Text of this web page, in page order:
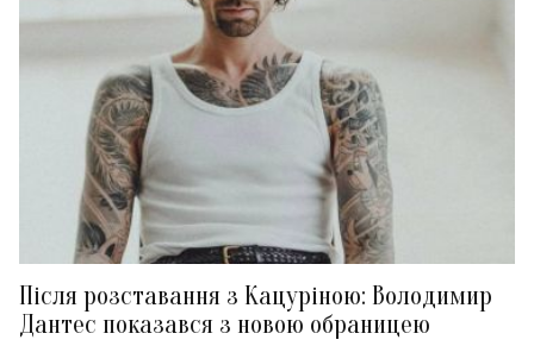
Після розставання з Кацуріною: Володимир
Дантес показався з новою обраницею